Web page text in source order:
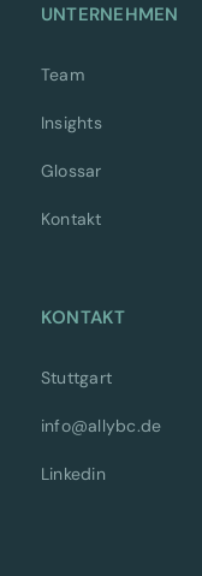
UNTERNEHMEN
Team
Insights
Glossar
Kontakt
KONTAKT
Stuttgart
info@allybc.de
Linkedin